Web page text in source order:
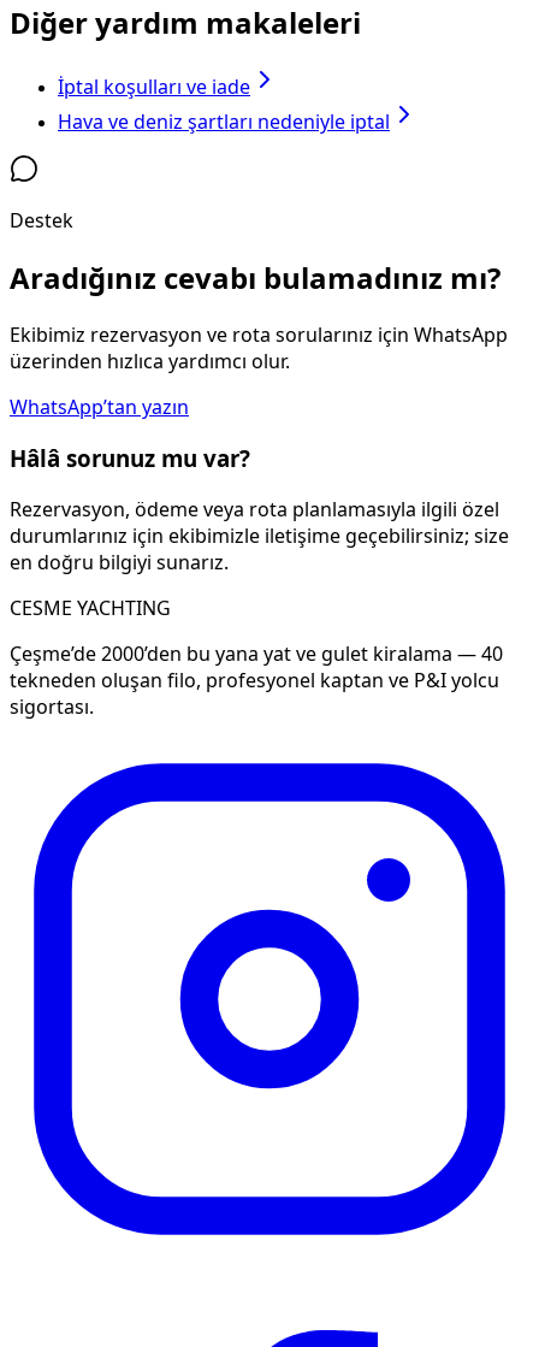
Diğer yardım makaleleri
İptal koşulları ve iade
Hava ve deniz şartları nedeniyle iptal
Destek
Aradığınız cevabı bulamadınız mı?
Ekibimiz rezervasyon ve rota sorularınız için WhatsApp
üzerinden hızlıca yardımcı olur.
WhatsApp’tan yazın
Hâlâ sorunuz mu var?
Rezervasyon, ödeme veya rota planlamasıyla ilgili özel
durumlarınız için ekibimizle iletişime geçebilirsiniz; size
en doğru bilgiyi sunarız.
CESME YACHTING
Çeşme’de 2000’den bu yana yat ve gulet kiralama — 40
tekneden oluşan filo, profesyonel kaptan ve P&I yolcu
sigortası.